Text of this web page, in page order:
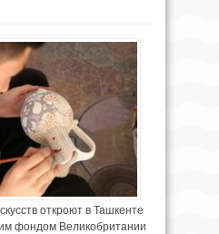
откроют в Ташкенте
фондом Великобритании